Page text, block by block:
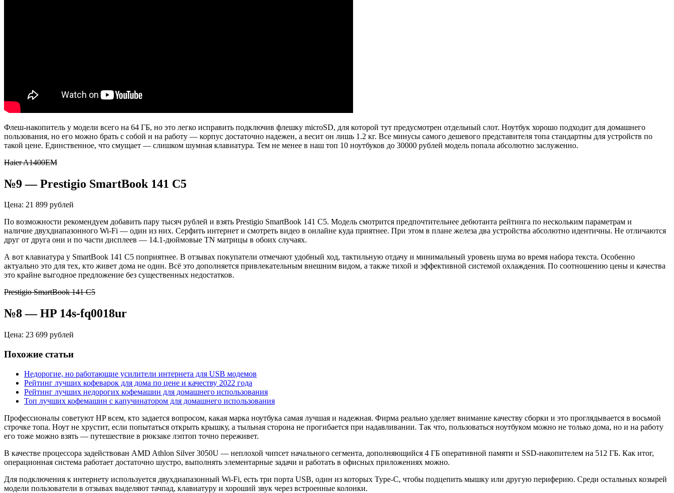
Флеш-накопитель у модели всего на 64 ГБ, но это легко исправить подключив флешку microSD, для которой тут предусмотрен отдельный слот. Ноутбук хорошо подходит для домашнего
пользования, но его можно брать с собой и на работу — корпус достаточно надежен, а весит он лишь 1.2 кг. Все минусы самого дешевого представителя топа стандартны для устройств по
такой цене. Единственное, что смущает — слишком шумная клавиатура. Тем не менее в наш топ 10 ноутбуков до 30000 рублей модель попала абсолютно заслуженно.
Haier A1400EM
№9 — Prestigio SmartBook 141 C5
Цена: 21 899 рублей
По возможности рекомендуем добавить пару тысяч рублей и взять Prestigio SmartBook 141 C5. Модель смотрится предпочтительнее дебютанта рейтинга по нескольким параметрам и
наличие двухдиапазонного Wi-Fi — один из них. Серфить интернет и смотреть видео в онлайне куда приятнее. При этом в плане железа два устройства абсолютно идентичны. Не отличаются
друг от друга они и по части дисплеев — 14.1-дюймовые TN матрицы в обоих случаях.
А вот клавиатура у SmartBook 141 C5 поприятнее. В отзывах покупатели отмечают удобный ход, тактильную отдачу и минимальный уровень шума во время набора текста. Особенно
актуально это для тех, кто живет дома не один. Всё это дополняется привлекательным внешним видом, а также тихой и эффективной системой охлаждения. По соотношению цены и качества
это крайне выгодное предложение без существенных недостатков.
Prestigio SmartBook 141 C5
№8 — HP 14s-fq0018ur
Цена: 23 699 рублей
Похожие статьи
Недорогие, но работающие усилители интернета для USB модемов
Рейтинг лучших кофеварок для дома по цене и качеству 2022 года
Рейтинг лучших недорогих кофемашин для домашнего использования
Топ лучших кофемашин с капучинатором для домашнего использования
Профессионалы советуют HP всем, кто задается вопросом, какая марка ноутбука самая лучшая и надежная. Фирма реально уделяет внимание качеству сборки и это проглядывается в восьмой
строчке топа. Ноут не хрустит, если попытаться открыть крышку, а тыльная сторона не прогибается при надавливании. Так что, пользоваться ноутбуком можно не только дома, но и на работу
его тоже можно взять — путешествие в рюкзаке лэптоп точно переживет.
В качестве процессора задействован AMD Athlon Silver 3050U — неплохой чипсет начального сегмента, дополняющийся 4 ГБ оперативной памяти и SSD-накопителем на 512 ГБ. Как итог,
операционная система работает достаточно шустро, выполнять элементарные задачи и работать в офисных приложениях можно.
Для подключения к интернету используется двухдиапазонный Wi-Fi, есть три порта USB, один из которых Type-C, чтобы подцепить мышку или другую периферию. Среди остальных козырей
модели пользователи в отзывах выделяют тачпад, клавиатуру и хороший звук через встроенные колонки.